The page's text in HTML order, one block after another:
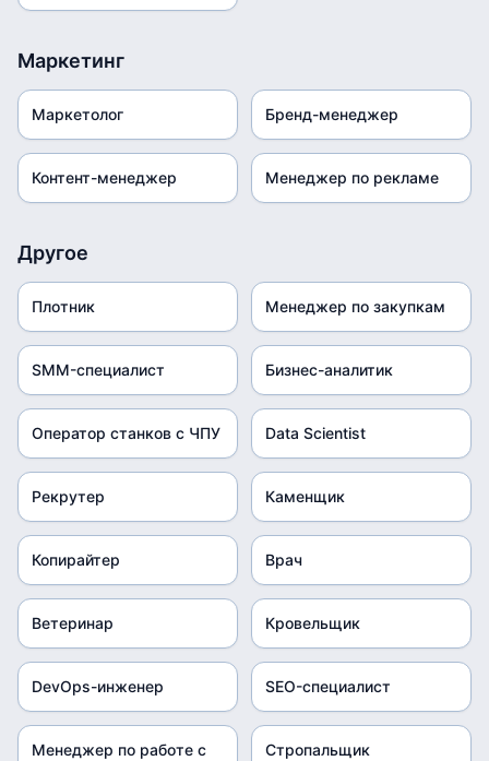
Маркетинг
Маркетолог Бренд-менеджер
Контент-менеджер Менеджер по рекламе
Другое
Плотник Менеджер по закупкам
SMM-специалист Бизнес-аналитик
Оператор станков с ЧПУ Data Scientist
Рекрутер Каменщик
Копирайтер Врач
Ветеринар Кровельщик
DevOps-инженер SEO-специалист
Менеджер по работе с
Стропальщик